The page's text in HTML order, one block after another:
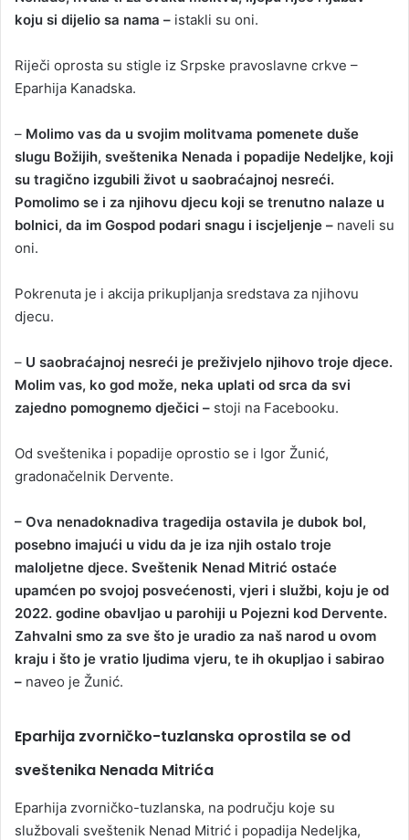
koju si dijelio sa nama – istakli su oni.
Riječi oprosta su stigle iz Srpske pravoslavne crkve –
Eparhija Kanadska.
– Molimo vas da u svojim molitvama pomenete duše
slugu Božijih, sveštenika Nenada i popadije Nedeljke, koji
su tragično izgubili život u saobraćajnoj nesreći.
Pomolimo se i za njihovu djecu koji se trenutno nalaze u
bolnici, da im Gospod podari snagu i iscjeljenje – naveli su
oni.
Pokrenuta je i akcija prikupljanja sredstava za njihovu
djecu.
– U saobraćajnoj nesreći je preživjelo njihovo troje djece.
Molim vas, ko god može, neka uplati od srca da svi
zajedno pomognemo dječici – stoji na Facebooku.
Od sveštenika i popadije oprostio se i Igor Žunić,
gradonačelnik Dervente.
– Ova nenadoknadiva tragedija ostavila je dubok bol,
posebno imajući u vidu da je iza njih ostalo troje
maloljetne djece. Sveštenik Nenad Mitrić ostaće
upamćen po svojoj posvećenosti, vjeri i službi, koju je od
2022. godine obavljao u parohiji u Pojezni kod Dervente.
Zahvalni smo za sve što je uradio za naš narod u ovom
kraju i što je vratio ljudima vjeru, te ih okupljao i sabirao
– naveo je Žunić.
Eparhija zvorničko-tuzlanska oprostila se od
sveštenika Nenada Mitrića
Eparhija zvorničko-tuzlanska, na području koje su
službovali sveštenik Nenad Mitrić i popadija Nedeljka,